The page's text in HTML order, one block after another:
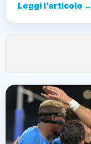
Leggi l’articolo →